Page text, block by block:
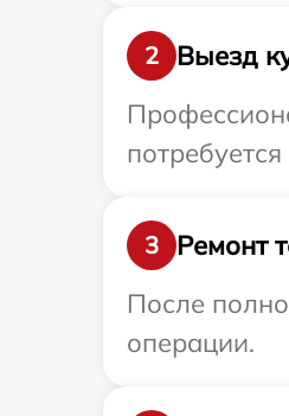
2
Выезд
3
Ремонт
После
операции.